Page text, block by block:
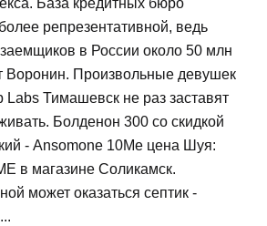
База кредитных бюро
репрезентативной, ведь
в России около 50 млн
Воронин. Произвольные девушек
Labs Тимашевск не раз заставят
Болденон 300 со скидкой
- Ansomone 10Me цена Шуя:
в магазине Соликамск.
может оказаться септик -